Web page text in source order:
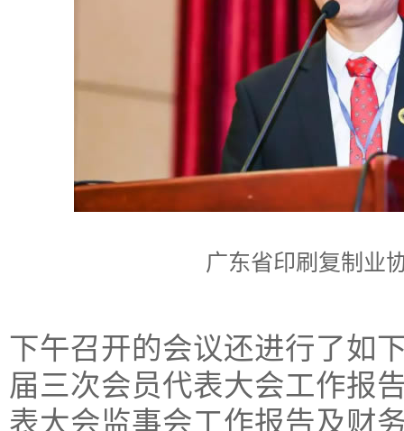
广东省印刷复制业
下午召开的会议还进行了如
届三次会员代表大会工作报
表大会监事会工作报告及财